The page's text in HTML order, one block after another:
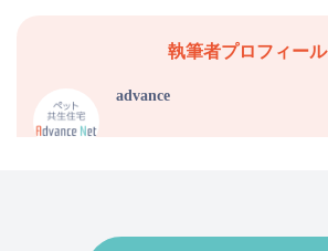
執筆者プロフィール
advance